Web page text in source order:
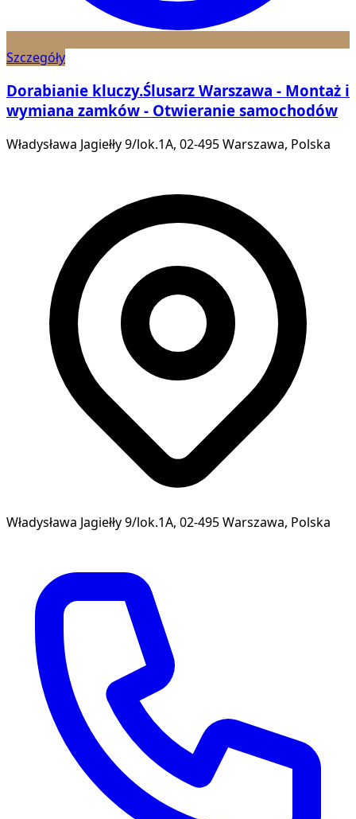
Szczegóły
Dorabianie kluczy.Ślusarz Warszawa - Montaż i
wymiana zamków - Otwieranie samochodów
Władysława Jagiełły 9/lok.1A, 02-495 Warszawa, Polska
Władysława Jagiełły 9/lok.1A, 02-495 Warszawa, Polska